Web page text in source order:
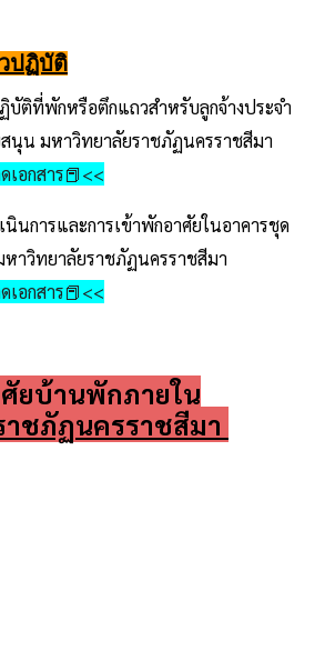
ปฏิบัติ
บัติที่พักหรือตึกแถวสำหรับลูกจ้างประจำ
นุน มหาวิทยาลัยราชภัฏนครราชสีมา
เอกสาร📕<<
นินการและการเข้าพักอาศัยในอาคารชุด
าวิทยาลัยราชภัฏนครราชสีมา
เอกสาร📕<<
ยบ้านพักภายใน
ชภัฏนครราชสีมา